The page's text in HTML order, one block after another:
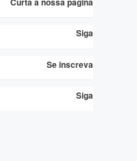
Siga
Se inscreva
Siga